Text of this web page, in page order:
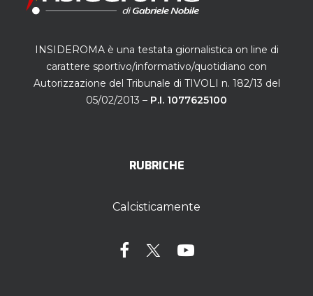
INSIDEROMA è una testata giornalistica on line di
carattere sportivo/informativo/quotidiano con
Autorizzazione del Tribunale di TIVOLI n. 182/13 del
05/02/2013 – P.I. 1077625100
RUBRICHE
Calcisticamente